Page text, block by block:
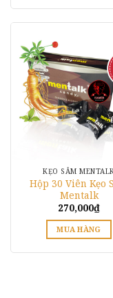
nhiều
biến
thể.
Các
tùy
chọn
được
chọn
trên
trang
sản
phẩm
KẸO SÂM
Hộp 30 Viên Kẹo
Mentalk
270,000₫
MUA HÀNG